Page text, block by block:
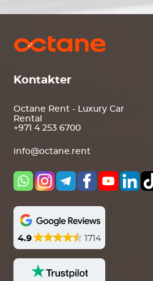
Kontakter
Octane Rent - Luxury Car
Rental
+971 4 253 6700
info@octane.rent
4.9 1714